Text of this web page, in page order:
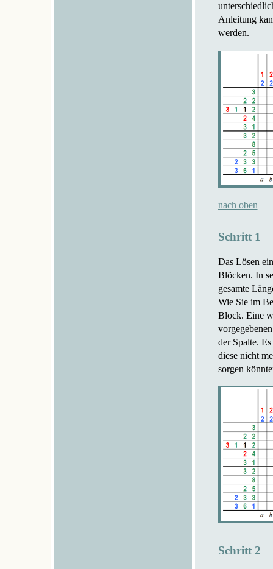
Anleitung
werden.
nach oben
Schritt 1
Das Lösen
Blöcken. In
gesamte
Wie Sie im
Block. Eine
der Spalte.
diese nicht
sorgen
Schritt 2